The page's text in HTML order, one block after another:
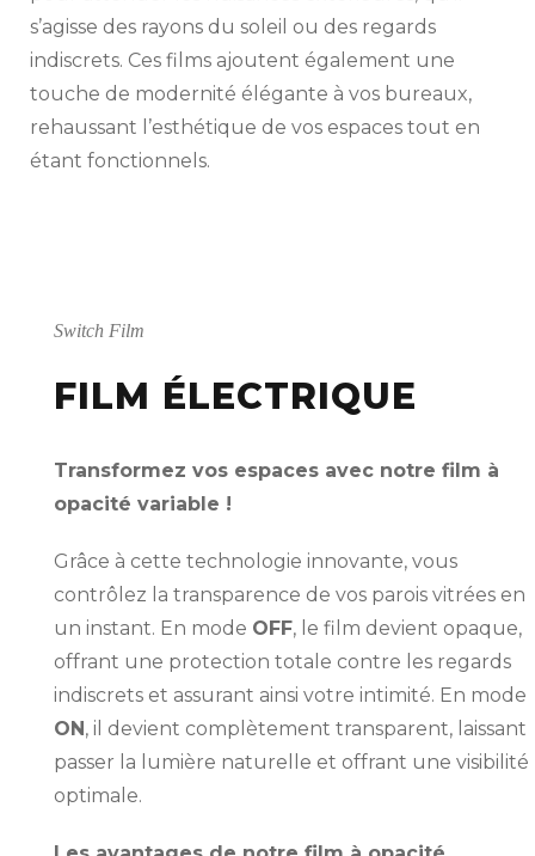
s’agisse des rayons du soleil ou des regards
indiscrets. Ces films ajoutent également une
touche de modernité élégante à vos bureaux,
rehaussant l’esthétique de vos espaces tout en
étant fonctionnels.
Switch Film
FILM ÉLECTRIQUE
Transformez vos espaces avec notre film à
opacité variable !
Grâce à cette technologie innovante, vous
contrôlez la transparence de vos parois vitrées en
un instant. En mode OFF, le film devient opaque,
offrant une protection totale contre les regards
indiscrets et assurant ainsi votre intimité. En mode
ON , il devient complètement transparent, laissant
passer la lumière naturelle et offrant une visibilité
optimale.